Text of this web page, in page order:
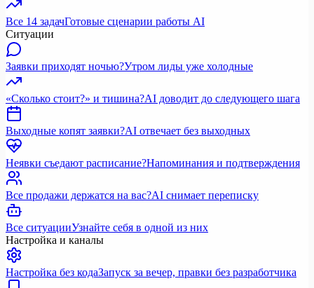
Все 14 задачГотовые сценарии работы AI
Ситуации
Заявки приходят ночью?Утром лиды уже холодные
«Сколько стоит?» и тишина?AI доводит до следующего шага
Выходные копят заявки?AI отвечает без выходных
Неявки съедают расписание?Напоминания и подтверждения
Все продажи держатся на вас?AI снимает переписку
Все ситуацииУзнайте себя в одной из них
Настройка и каналы
Настройка без кодаЗапуск за вечер, правки без разработчика